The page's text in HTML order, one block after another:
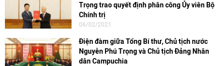
Trọng trao quyết định phân công Ủy viên Bộ
Chính trị
06/02/2021
Điện đàm giữa Tổng Bí thư, Chủ tịch nước
Nguyễn Phú Trọng và Chủ tịch Đảng Nhân
dân Campuchia